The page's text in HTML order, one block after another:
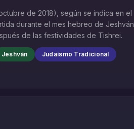
de 2018), según se indica en el
durante el mes hebreo de Jeshván,
de las festividades de Tishrei.
Jeshván
Judaísmo Tradicional